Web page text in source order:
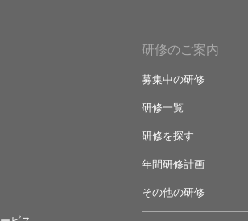
研修のご案内
募集中の研修
研修一覧
研修を探す
年間研修計画
その他の研修